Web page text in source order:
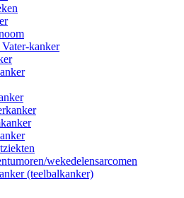
kanker
wekedelensarcomen
(teelbalkanker)